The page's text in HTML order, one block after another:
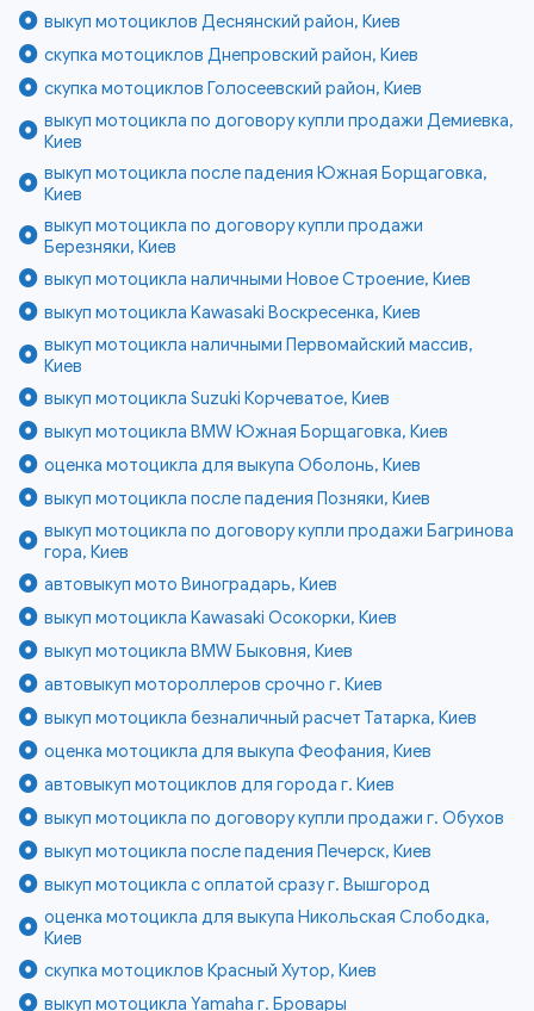
выкуп мотоциклов Деснянский район, Киев
скупка мотоциклов Днепровский район, Киев
скупка мотоциклов Голосеевский район, Киев
выкуп мотоцикла по договору купли продажи Демиевка,
Киев
выкуп мотоцикла после падения Южная Борщаговка,
Киев
выкуп мотоцикла по договору купли продажи
Березняки, Киев
выкуп мотоцикла наличными Новое Строение, Киев
выкуп мотоцикла Kawasaki Воскресенка, Киев
выкуп мотоцикла наличными Первомайский массив,
Киев
выкуп мотоцикла Suzuki Корчеватое, Киев
выкуп мотоцикла BMW Южная Борщаговка, Киев
оценка мотоцикла для выкупа Оболонь, Киев
выкуп мотоцикла после падения Позняки, Киев
выкуп мотоцикла по договору купли продажи Багринова
гора, Киев
автовыкуп мото Виноградарь, Киев
выкуп мотоцикла Kawasaki Осокорки, Киев
выкуп мотоцикла BMW Быковня, Киев
автовыкуп мотороллеров срочно г. Киев
выкуп мотоцикла безналичный расчет Татарка, Киев
оценка мотоцикла для выкупа Феофания, Киев
автовыкуп мотоциклов для города г. Киев
выкуп мотоцикла по договору купли продажи г. Обухов
выкуп мотоцикла после падения Печерск, Киев
выкуп мотоцикла с оплатой сразу г. Вышгород
оценка мотоцикла для выкупа Никольская Слободка,
Киев
скупка мотоциклов Красный Хутор, Киев
выкуп мотоцикла Yamaha г. Бровары